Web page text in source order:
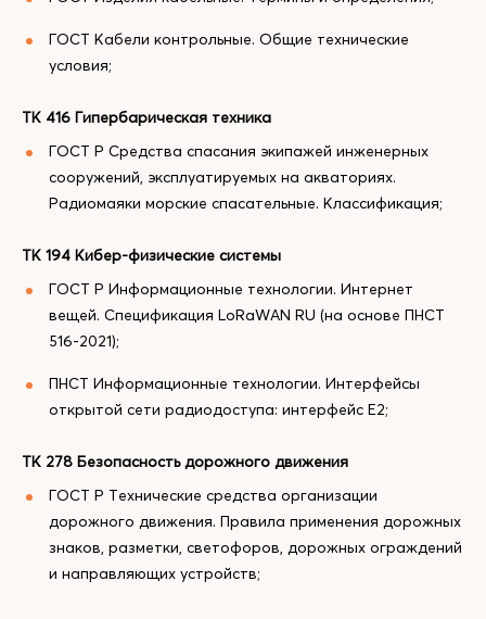
ГОСТ Кабели контрольные. Общие технические
условия;
ТК 416 Гипербарическая техника
ГОСТ Р Средства спасания экипажей инженерных
сооружений, эксплуатируемых на акваториях.
Радиомаяки морские спасательные. Классификация;
ТК 194 Кибер-физические системы
ГОСТ Р Информационные технологии. Интернет
вещей. Спецификация LoRaWAN RU (на основе ПНСТ
516-2021);
ПНСТ Информационные технологии. Интерфейсы
открытой сети радиодоступа: интерфейс E2;
ТК 278 Безопасность дорожного движения
ГОСТ Р Технические средства организации
дорожного движения. Правила применения дорожных
знаков, разметки, светофоров, дорожных ограждений
и направляющих устройств;